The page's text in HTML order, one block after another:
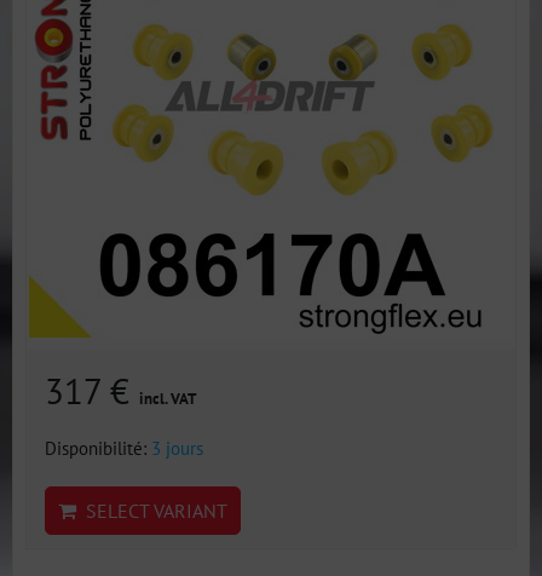
317 € incl. VAT
Disponibilité: 3 jours
SELECT VARIANT